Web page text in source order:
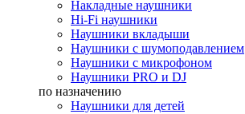
Накладные наушники
Hi-Fi наушники
Наушники вкладыши
Наушники с шумоподавлением
Наушники с микрофоном
Наушники PRO и DJ
по назначению
Наушники для детей